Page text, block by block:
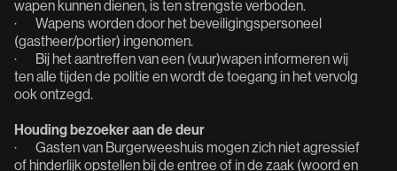
wapen kunnen dienen, is ten strengste verboden.
· Wapens worden door het beveiligingspersoneel
(gastheer/portier) ingenomen.
· Bij het aantreffen van een (vuur)wapen informeren wij
ten alle tijden de politie en wordt de toegang in het vervolg
ook ontzegd.
Houding bezoeker aan de deur
· Gasten van Burgerweeshuis mogen zich niet agressief
of hinderlijk opstellen bij de entree of in de zaak (woord en